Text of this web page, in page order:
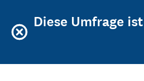
Diese Umfrage